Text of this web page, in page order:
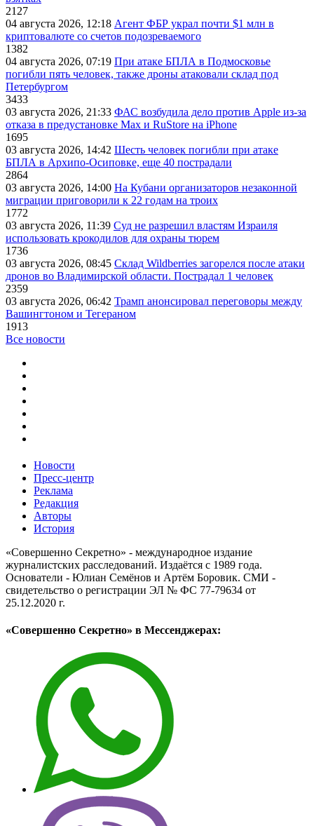
2127
04 августа 2026, 12:18 Агент ФБР украл почти $1 млн в
криптовалюте со счетов подозреваемого
1382
04 августа 2026, 07:19 При атаке БПЛА в Подмосковье
погибли пять человек, также дроны атаковали склад под
Петербургом
3433
03 августа 2026, 21:33 ФАС возбудила дело против Apple из-за
отказа в предустановке Max и RuStore на iPhone
1695
03 августа 2026, 14:42 Шесть человек погибли при атаке
БПЛА в Архипо-Осиповке, еще 40 пострадали
2864
03 августа 2026, 14:00 На Кубани организаторов незаконной
миграции приговорили к 22 годам на троих
1772
03 августа 2026, 11:39 Суд не разрешил властям Израиля
использовать крокодилов для охраны тюрем
1736
03 августа 2026, 08:45 Склад Wildberries загорелся после атаки
дронов во Владимирской области. Пострадал 1 человек
2359
03 августа 2026, 06:42 Трамп анонсировал переговоры между
Вашингтоном и Тегераном
1913
Все новости
Новости
Пресс-центр
Реклама
Редакция
Авторы
История
«Совершенно Секретно» - международное издание
журналистских расследований. Издаётся с 1989 года.
Основатели - Юлиан Семёнов и Артём Боровик. CМИ -
свидетельство о регистрации ЭЛ № ФС 77-79634 от
25.12.2020 г.
«Совершенно Секретно» в Мессенджерах: